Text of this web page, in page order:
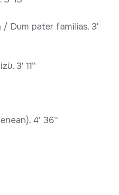
Dum pater familias. 3'
3' 11''
4' 36''